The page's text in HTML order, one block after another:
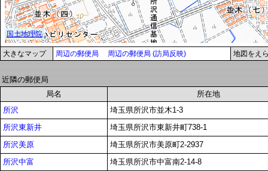
大きなマップ 周辺の郵便局 周辺の郵便局 (訪局反映) 地図をえ
近隣の郵便局
局名
所在地
所沢
埼玉県所沢市並木1-3
所沢東新井
埼玉県所沢市東新井町738-1
所沢美原
埼玉県所沢市美原町2-2937
所沢中富
埼玉県所沢市中富南2-14-8